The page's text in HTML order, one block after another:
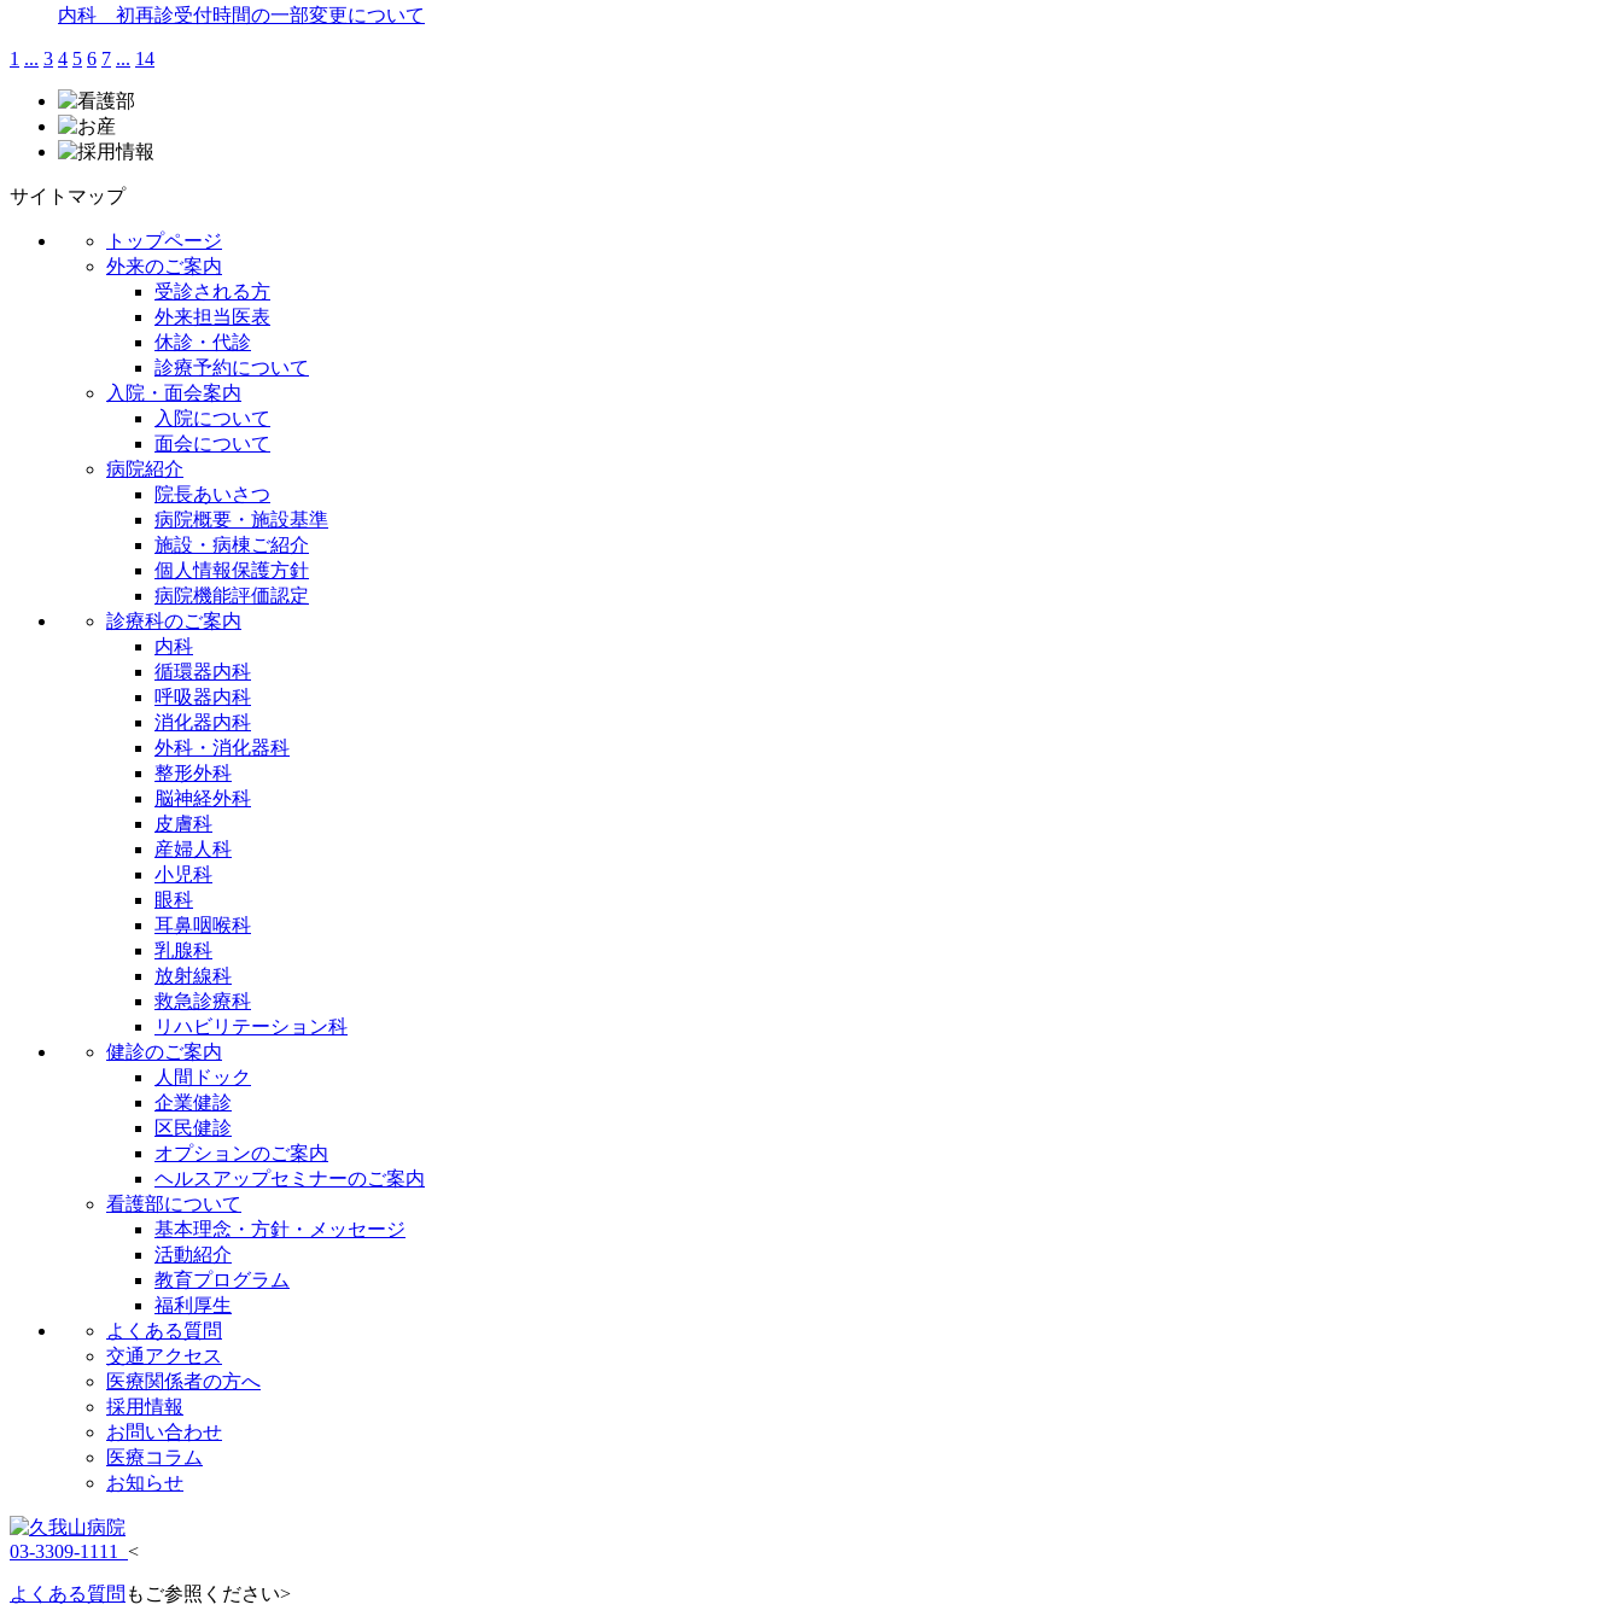
内科 初再診受付時間の一部変更について
1 ... 3 4 5 6 7 ... 14
サイトマップ
トップページ
外来のご案内
受診される方
外来担当医表
休診・代診
診療予約について
入院・面会案内
入院について
面会について
病院紹介
院長あいさつ
病院概要・施設基準
施設・病棟ご紹介
個人情報保護方針
病院機能評価認定
診療科のご案内
内科
循環器内科
呼吸器内科
消化器内科
外科・消化器科
整形外科
脳神経外科
皮膚科
産婦人科
小児科
眼科
耳鼻咽喉科
乳腺科
放射線科
救急診療科
リハビリテーション科
健診のご案内
人間ドック
企業健診
区民健診
オプションのご案内
ヘルスアップセミナーのご案内
看護部について
基本理念・方針・メッセージ
活動紹介
教育プログラム
福利厚生
よくある質問
交通アクセス
医療関係者の方へ
採用情報
お問い合わせ
医療コラム
お知らせ
03-3309-1111 <
よくある質問 もご参照ください>